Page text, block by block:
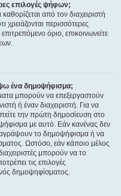
επιλογές ψήφων;
από τον διαχειριστή
χρειάζονται περισσότερες
όριο, επικοινωνείτε
ένα δημοψήφισμα;
μπορούν να επεξεργαστούν
ή έναν διαχειριστή. Για να
την πρώτη δημοσίευση στο
με αυτό. Εάν κανένας δεν
το δημοψήφισμα ή να
Ωστόσο, εάν κάποιο μέλος
μπορούν να το
τις επιλογές
δημοψηφίσματος.